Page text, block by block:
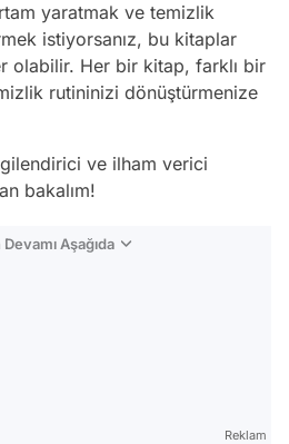
yaratmak ve temizlik
istiyorsanız, bu kitaplar
olabilir. Her bir kitap, farklı bir
rutininizi dönüştürmenize
ve ilham verici
bakalım!
Aşağıda
Reklam